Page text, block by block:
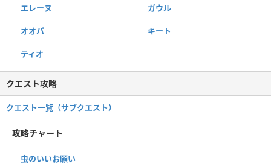
エレーヌ ガウル
オオパ キート
ティオ
クエスト攻略
クエスト一覧（サブクエスト）
攻略チャート
虫のいいお願い